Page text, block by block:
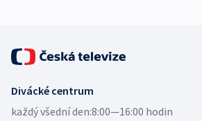
Divácké centrum
každý všední den:8:00—16:00 hodin